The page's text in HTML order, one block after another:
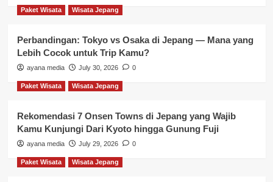
Paket Wisata Wisata Jepang
Perbandingan: Tokyo vs Osaka di Jepang — Mana yang
Lebih Cocok untuk Trip Kamu?
ayana media July 30, 2026 0
Paket Wisata Wisata Jepang
Rekomendasi 7 Onsen Towns di Jepang yang Wajib
Kamu Kunjungi Dari Kyoto hingga Gunung Fuji
ayana media July 29, 2026 0
Paket Wisata Wisata Jepang